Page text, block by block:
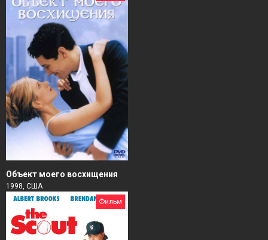
Объект моего восхищения
1998, США
Фильм